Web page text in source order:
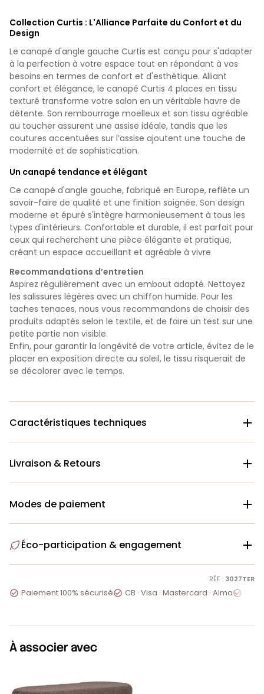
Collection Curtis : L'Alliance Parfaite du Confort et du
Design
Le canapé d'angle gauche Curtis est conçu pour s'adapter
à la perfection à votre espace tout en répondant à vos
besoins en termes de confort et d'esthétique. Alliant
confort et élégance, le canapé Curtis 4 places en tissu
texturé transforme votre salon en un véritable havre de
détente. Son rembourrage moelleux et son tissu agréable
au toucher assurent une assise idéale, tandis que les
coutures accentuées sur l’assise ajoutent une touche de
modernité et de sophistication.
Un canapé tendance et élégant
Ce canapé d'angle gauche, fabriqué en Europe, reflète un
savoir-faire de qualité et une finition soignée. Son design
moderne et épuré s'intègre harmonieusement à tous les
types d'intérieurs. Confortable et durable, il est parfait pour
ceux qui recherchent une pièce élégante et pratique,
créant un espace accueillant et agréable à vivre
Recommandations d’entretien
Aspirez régulièrement avec un embout adapté. Nettoyez
les salissures légères avec un chiffon humide. Pour les
taches tenaces, nous vous recommandons de choisir des
produits adaptés selon le textile, et de faire un test sur une
petite partie non visible.
Enfin, pour garantir la longévité de votre article, évitez de le
placer en exposition directe au soleil, le tissu risquerait de
se décolorer avec le temps.
Caractéristiques techniques 
Livraison & Retours 
Modes de paiement 
Éco-participation & engagement 
RÉF : 3027TER
 Paiement 100% sécurisé CB · Visa · Mastercard · Alma
À associer avec